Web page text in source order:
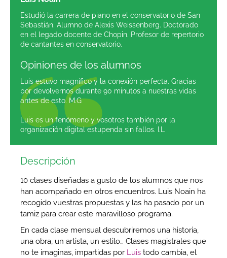
Estudió la carrera de piano en el conservatorio de San
Sebastián. Alumno de Alexis Weissenberg. Doctorado
en el legado docente de Chopin. Profesor de repertorio
de cantantes en conservatorio.
Opiniones de los alumnos
Luis estuvo magnífico y la conexión perfecta. Gracias
por devolvernos durante 90 minutos a nuestras vidas
antes de esto. M.G
Luis es un fenómeno y vosotros también por la
organización digital estupenda sin fallos. I.L
Descripción
10 clases diseñadas a gusto de los alumnos que nos
han acompañado en otros encuentros. Luis Noain ha
recogido vuestras propuestas y las ha pasado por un
tamiz para crear este maravilloso programa.
En cada clase mensual descubriremos una historia,
una obra, un artista, un estilo… Clases magistrales que
no te imaginas, impartidas por Luis todo cambia, el